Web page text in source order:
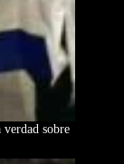
sobre